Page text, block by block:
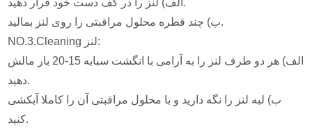
الف) لنز را در کف دست خود قرار دهید.
ب) چند قطره محلول مراقبتی را روی لنز بمالید.
NO.3.Cleaning لنز:
الف) هر دو طرف لنز را به آرامی با انگشت سبابه 15-20 بار مالش
دهید.
ب) لبه لنز را نگه دارید و با محلول مراقبتی آن را کاملا آبکشی
کنید.